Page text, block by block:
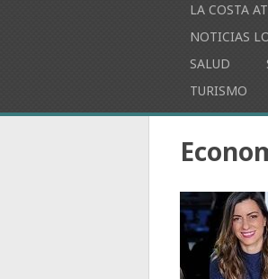
LA COSTA
NOTICIAS
SALUD
TURISMO